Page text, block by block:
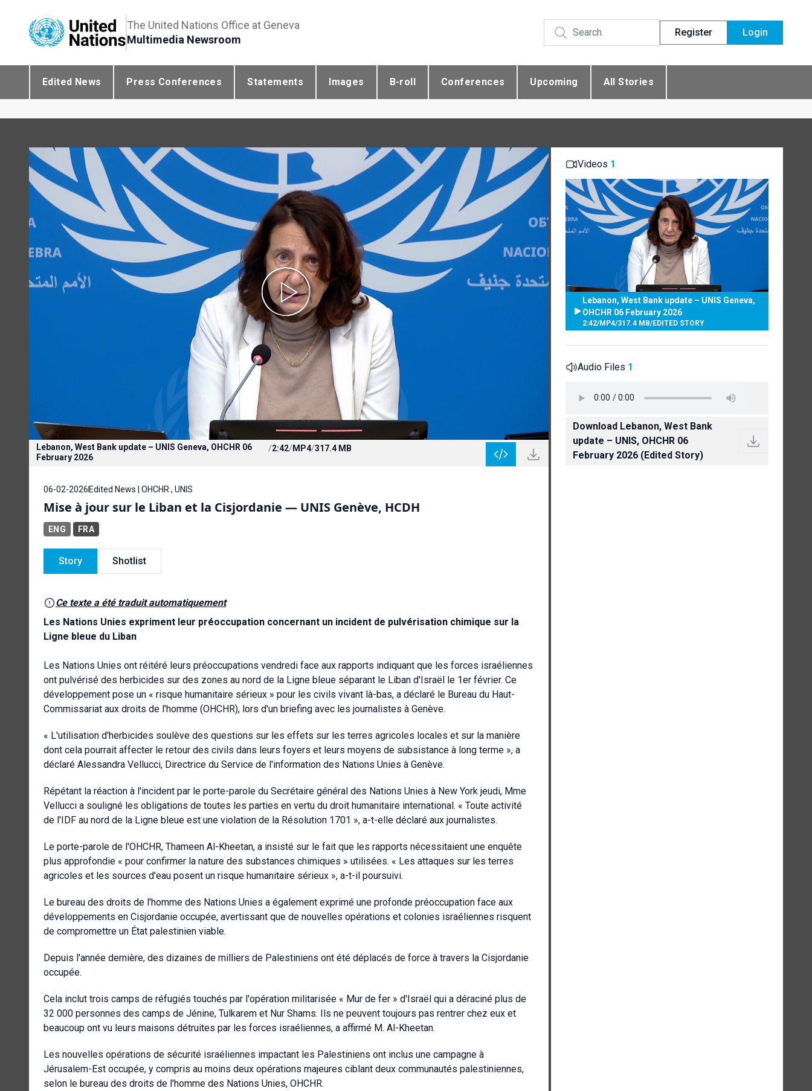
The United Nations Office at Geneva
Multimedia Newsroom
Register Login
Edited News Press Conferences Statements Images B-roll Conferences Upcoming All Stories
Lebanon, West Bank update – UNIS Geneva, OHCHR 06
February 2026
/2:42/MP4/317.4 MB
06-02-2026 Edited News | OHCHR , UNIS
Mise à jour sur le Liban et la Cisjordanie — UNIS Genève, HCDH
ENG FRA
Story Shotlist
Ce texte a été traduit automatiquement
Les Nations Unies expriment leur préoccupation concernant un incident de pulvérisation chimique sur la
Ligne bleue du Liban
Les Nations Unies ont réitéré leurs préoccupations vendredi face aux rapports indiquant que les forces israéliennes
ont pulvérisé des herbicides sur des zones au nord de la Ligne bleue séparant le Liban d'Israël le 1er février. Ce
développement pose un « risque humanitaire sérieux » pour les civils vivant là-bas, a déclaré le Bureau du Haut-
Commissariat aux droits de l'homme (OHCHR), lors d'un briefing avec les journalistes à Genève.
« L'utilisation d'herbicides soulève des questions sur les effets sur les terres agricoles locales et sur la manière
dont cela pourrait affecter le retour des civils dans leurs foyers et leurs moyens de subsistance à long terme », a
déclaré Alessandra Vellucci, Directrice du Service de l'information des Nations Unies à Genève.
Répétant la réaction à l'incident par le porte-parole du Secrétaire général des Nations Unies à New York jeudi, Mme
Vellucci a souligné les obligations de toutes les parties en vertu du droit humanitaire international. « Toute activité
de l'IDF au nord de la Ligne bleue est une violation de la Résolution 1701 », a-t-elle déclaré aux journalistes.
Le porte-parole de l'OHCHR, Thameen Al-Kheetan, a insisté sur le fait que les rapports nécessitaient une enquête
plus approfondie « pour confirmer la nature des substances chimiques » utilisées. « Les attaques sur les terres
agricoles et les sources d'eau posent un risque humanitaire sérieux », a-t-il poursuivi.
Le bureau des droits de l'homme des Nations Unies a également exprimé une profonde préoccupation face aux
développements en Cisjordanie occupée, avertissant que de nouvelles opérations et colonies israéliennes risquent
de compromettre un État palestinien viable.
Depuis l'année dernière, des dizaines de milliers de Palestiniens ont été déplacés de force à travers la Cisjordanie
occupée.
Cela inclut trois camps de réfugiés touchés par l'opération militarisée « Mur de fer » d'Israël qui a déraciné plus de
32 000 personnes des camps de Jénine, Tulkarem et Nur Shams. Ils ne peuvent toujours pas rentrer chez eux et
beaucoup ont vu leurs maisons détruites par les forces israéliennes, a affirmé M. Al-Kheetan.
Les nouvelles opérations de sécurité israéliennes impactant les Palestiniens ont inclus une campagne à
Jérusalem-Est occupée, y compris au moins deux opérations majeures ciblant deux communautés palestiniennes,
selon le bureau des droits de l'homme des Nations Unies, OHCHR.
Videos 1
Lebanon, West Bank update – UNIS Geneva,
OHCHR 06 February 2026
2:42/MP4/317.4 MB/EDITED STORY
Audio Files 1
Download Lebanon, West Bank
update – UNIS, OHCHR 06
February 2026 (Edited Story)